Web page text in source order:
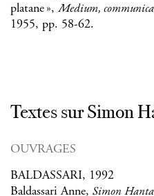
platane »,Medium,
1955, pp. 58-62.
Textes sur Simon
OUVRAGES
BALDASSARI, 1992
Baldassari Anne, Simon